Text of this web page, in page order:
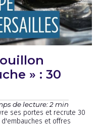
» : 30
de lecture: 2 min
ses portes et recrute 30
et offres